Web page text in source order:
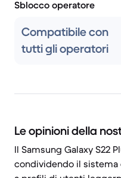
Sblocco operatore
Compatibile con
tutti gli operatori
Le opinioni della
Il Samsung Galaxy S22
condividendo il